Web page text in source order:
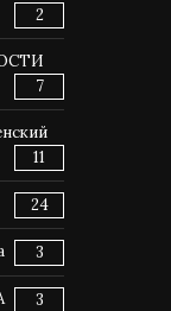
2
7
11
24
3
3